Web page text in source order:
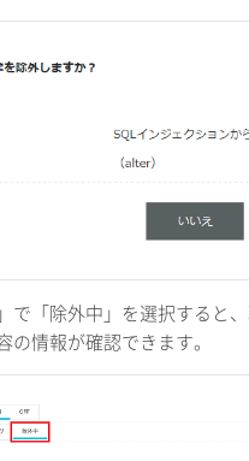
で「除外中」を選択すると
の情報が確認できます。